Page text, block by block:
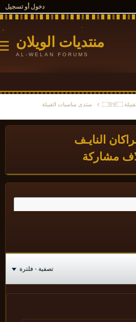
دخول أو تسجيل
منتديات الويلان
AL-WELAN FORUMS
☰
منتدى مناسبات القبيلة
النايـف
تصفية - فلترة